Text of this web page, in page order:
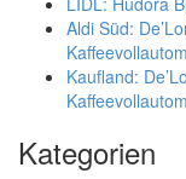
Aldi Süd:
Kaufland:
Kategorien